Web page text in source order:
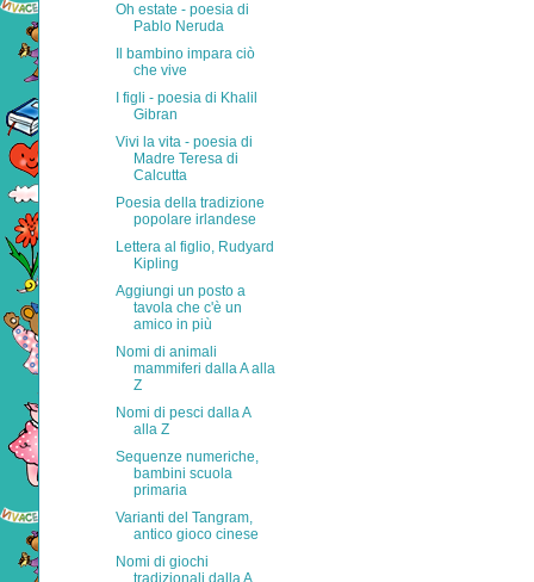
Oh estate - poesia di
Pablo Neruda
Il bambino impara ciò
che vive
I figli - poesia di Khalil
Gibran
Vivi la vita - poesia di
Madre Teresa di
Calcutta
Poesia della tradizione
popolare irlandese
Lettera al figlio, Rudyard
Kipling
Aggiungi un posto a
tavola che c'è un
amico in più
Nomi di animali
mammiferi dalla A alla
Z
Nomi di pesci dalla A
alla Z
Sequenze numeriche,
bambini scuola
primaria
Varianti del Tangram,
antico gioco cinese
Nomi di giochi